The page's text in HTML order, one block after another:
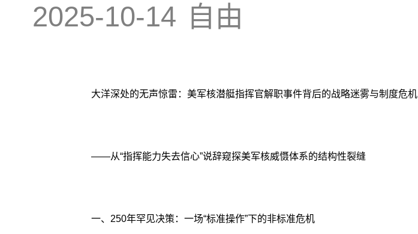
2025-10-14 自由
大洋深处的无声惊雷：美军核潜艇指挥官解职事件背后的战略迷雾与制度危机
——从“指挥能力失去信心”说辞窥探美军核威慑体系的结构性裂缝
一、250年罕见决策：一场“标准操作”下的非标准危机